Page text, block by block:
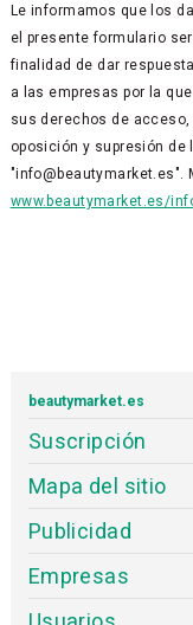
Le informamos que los
el presente formulario
finalidad de dar
a las empresas por la
sus derechos de
oposición y supresión
"info@beautymarket.es".
www.beautymarket.es/
beautymarket.es
Suscripción
Mapa del sitio
Publicidad
Empresas